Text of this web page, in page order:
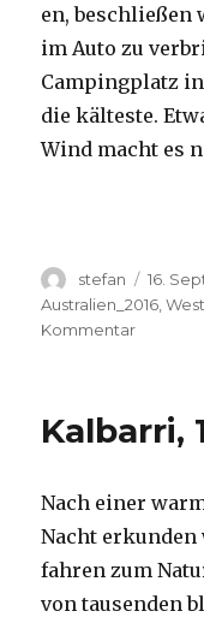
en, beschließen
im Auto zu
Campingplatz
die kälteste.
Wind macht es
Autor
stefan
am
16.
Australien_2016 ,
Kommentarzu
Kalbarri,
Nach einer
Nacht
fahren zum
von tausenden